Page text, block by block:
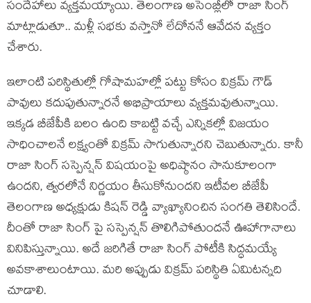
సందేహాలు వ్యక్తమయ్యాయి. తెలంగాణ అసెంబ్లీలో రాజా సింగ్
మాట్లాడుతూ.. మళ్లీ సభకు వస్తానో లేదోననే ఆవేదన వ్యక్తం
చేశారు.
ఇలాంటి పరిస్థితుల్లో గోషామహల్లో పట్టు కోసం విక్రమ్ గౌడ్
పావులు కదుపుతున్నారనే అభిప్రాయాలు వ్యక్తమవుతున్నాయి.
ఇక్కడ బీజేపీకి బలం ఉంది కాబట్టి వచ్చే ఎన్నికల్లో విజయం
సాధించాలనే లక్ష్యంతో విక్రమ్ సాగుతున్నారని చెబుతున్నారు. కానీ
రాజా సింగ్ సస్పెన్షన్ విషయంపై అధిష్ఠానం సానుకూలంగా
ఉందని, త్వరలోనే నిర్ణయం తీసుకోనుందని ఇటీవల బీజేపీ
తెలంగాణ అధ్యక్షుడు కిషన్ రెడ్డి వ్యాఖ్యానించిన సంగతి తెలిసిందే.
దీంతో రాజా సింగ్ పై సస్పెన్షన్ తొలిగిపోతుందనే ఊహాగానాలు
వినిపిస్తున్నాయి. అదే జరిగితే రాజా సింగ్ పోటీకి సిద్ధమయ్యే
అవకాశాలుంటాయి. మరి అప్పుడు విక్రమ్ పరిస్థితి ఏమిటన్నది
చూడాలి.